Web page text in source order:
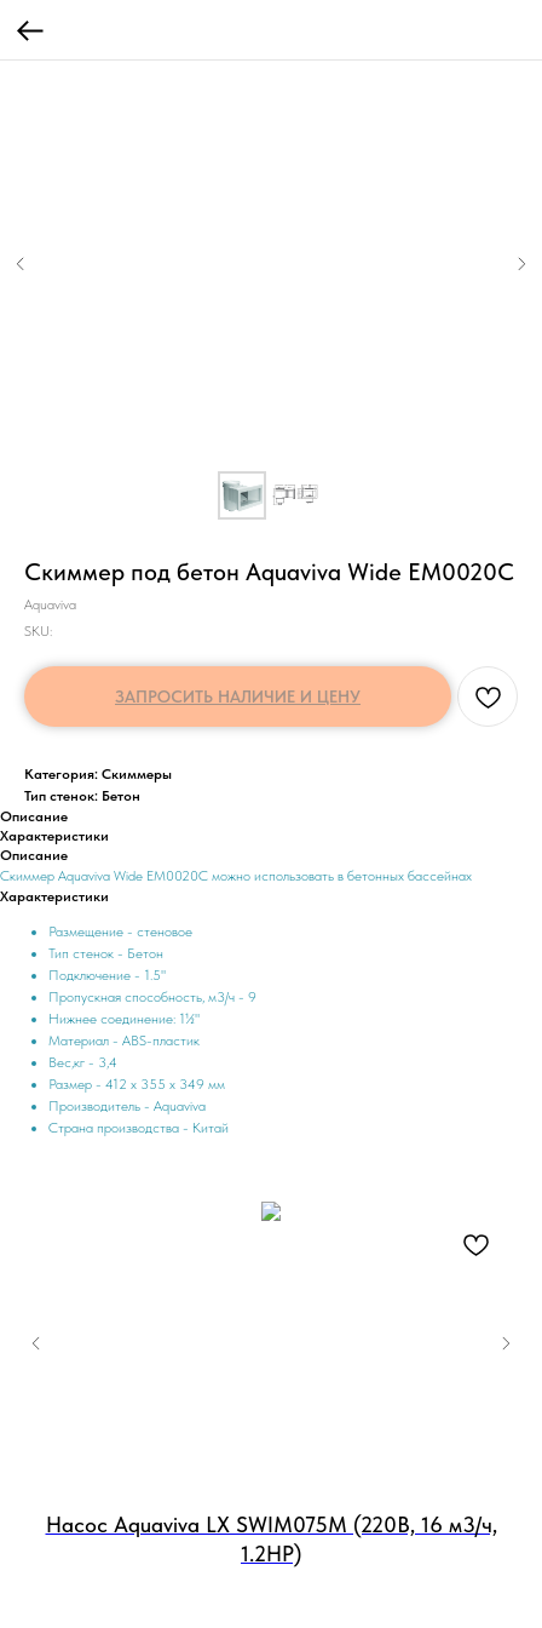
Скиммер под бетон Aquaviva Wide EM0020C
Aquaviva
SKU:
ЗАПРОСИТЬ НАЛИЧИЕ И ЦЕНУ
Категория: Скиммеры
Тип стенок: Бетон
Описание
Характеристики
Описание
Скиммер Aquaviva Wide EM0020C можно использовать в бетонных бассейнах
Характеристики
Размещение - стеновое
Тип стенок - Бетон
Подключение - 1.5"
Пропускная способность, м3/ч - 9
Нижнее соединение: 1½"
Материал - ABS-пластик
Вес,кг - 3,4
Размер - 412 х 355 х 349 мм
Производитель - Aquaviva
Страна производства - Китай
Насос Aquaviva LX SWIM075M (220В, 16 м3/ч,
1.2НР)